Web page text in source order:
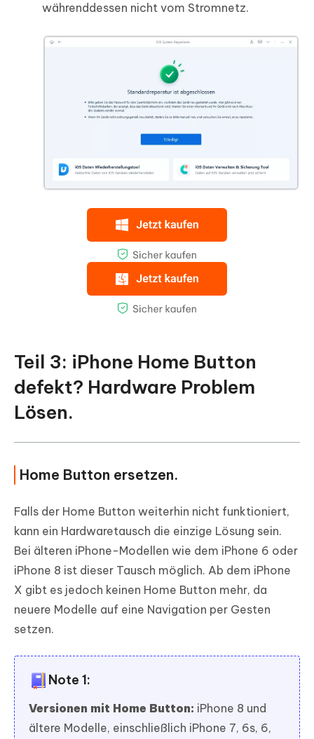
währenddessen nicht vom Stromnetz.
Teil 3: iPhone Home Button
defekt? Hardware Problem
Lösen.
Home Button ersetzen.
Falls der Home Button weiterhin nicht funktioniert,
kann ein Hardwaretausch die einzige Lösung sein.
Bei älteren iPhone-Modellen wie dem iPhone 6 oder
iPhone 8 ist dieser Tausch möglich. Ab dem iPhone
X gibt es jedoch keinen Home Button mehr, da
neuere Modelle auf eine Navigation per Gesten
setzen.
Note 1:
Versionen mit Home Button: iPhone 8 und
ältere Modelle, einschließlich iPhone 7, 6s, 6,